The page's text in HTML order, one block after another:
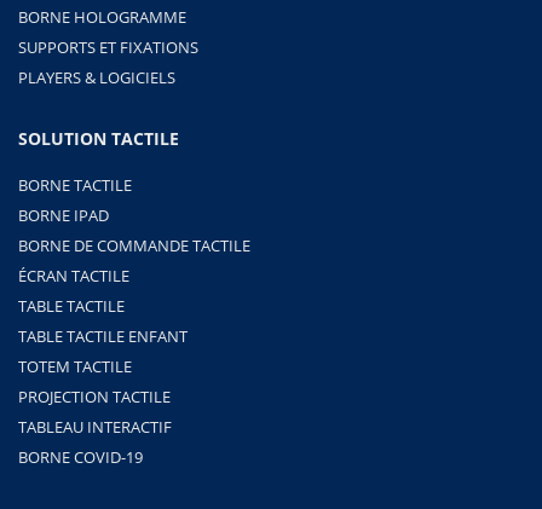
BORNE HOLOGRAMME
SUPPORTS ET FIXATIONS
PLAYERS & LOGICIELS
SOLUTION TACTILE
BORNE TACTILE
BORNE IPAD
BORNE DE COMMANDE TACTILE
ÉCRAN TACTILE
TABLE TACTILE
TABLE TACTILE ENFANT
TOTEM TACTILE
PROJECTION TACTILE
TABLEAU INTERACTIF
BORNE COVID-19